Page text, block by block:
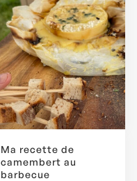
Ma recette de
camembert au
barbecue